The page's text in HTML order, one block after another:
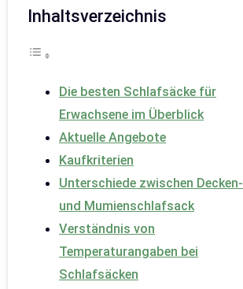
Inhaltsverzeichnis
Die besten Schlafsäcke für
Erwachsene im Überblick
Aktuelle Angebote
Kaufkriterien
Unterschiede zwischen Decken-
und Mumienschlafsack
Verständnis von
Temperaturangaben bei
Schlafsäcken